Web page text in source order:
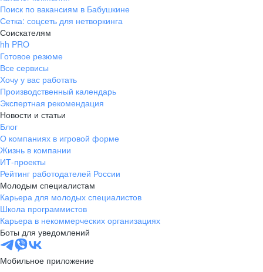
Поиск по вакансиям в Бабушкине
Сетка: соцсеть для нетворкинга
Соискателям
hh PRO
Готовое резюме
Все сервисы
Хочу у вас работать
Производственный календарь
Экспертная рекомендация
Новости и статьи
Блог
О компаниях в игровой форме
Жизнь в компании
ИТ-проекты
Рейтинг работодателей России
Молодым специалистам
Карьера для молодых специалистов
Школа программистов
Карьера в некоммерческих организациях
Боты для уведомлений
Мобильное приложение